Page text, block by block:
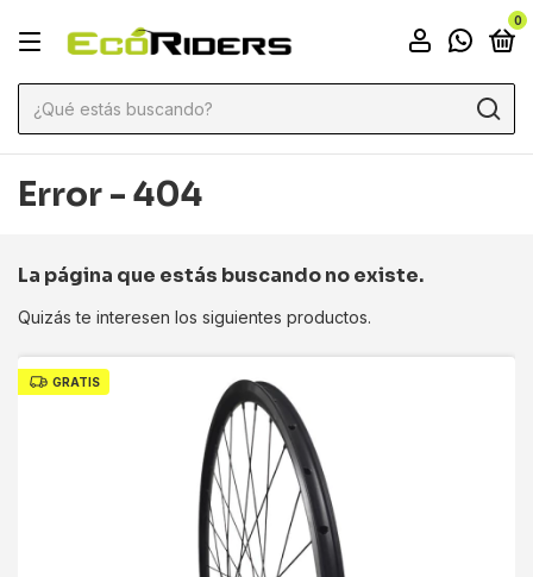
0
Error - 404
La página que estás buscando no existe.
Quizás te interesen los siguientes productos.
GRATIS